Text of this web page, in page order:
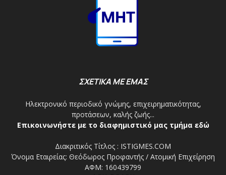
ΣΧΕΤΙΚΑ ΜΕ ΕΜΑΣ
Ηλεκτρονικό περιοδικό γνώμης, επιχειρηματικότητας,
προτάσεων, καλής ζωής...
Επικοινωνήστε με το διαφημιστικό μας τμήμα εδώ
Διακριτικός Τίτλος : ISTIGMES.COM
Όνομα Εταιρείας: Θεόδωρος Προφαντής / Ατομική Επιχείρηση
ΑΦΜ: 160439799